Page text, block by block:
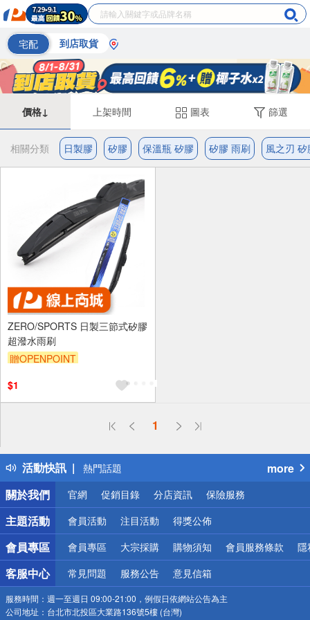
宅配 到店取貨
價格↓ 上架時間 圖表 篩選
相關分類 日製膠 矽膠 保溫瓶 矽膠 矽膠 雨刷 風之刃 矽
ZERO/SPORTS 日製三節式矽膠
超潑水雨刷
贈OPENPOINT
$1
1
活動快訊
偏遠地區配送
得獎公告
熱門話題
銀行優惠
偏遠地區配送
詐騙網頁！請小心！
more
關於我們
官網 促銷目錄 分店資訊 保險服務
主題活動 會員活動 注目活動 得獎公佈
會員專區 會員專區 大宗採購 購物須知 會員服務條款 隱
客服中心 常見問題 服務公告 意見信箱
服務時間： 週一至週日 09:00-21:00，例假日依網站公告為主
公司地址： 台北市北投區大業路136號5樓 (台灣)